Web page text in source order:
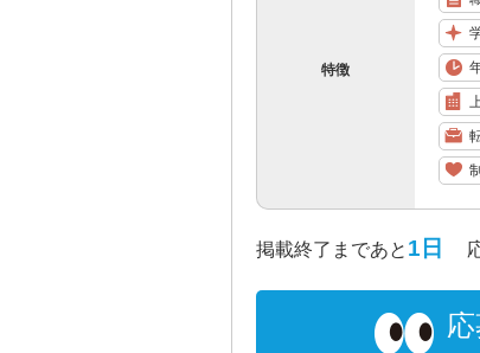
特徴
掲載終了まであと 1日 応